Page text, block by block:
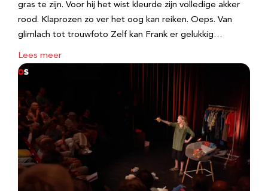
gras te zijn. Voor hij het wist kleurde zijn volledige akker
rood. Klaprozen zo ver het oog kan reiken. Oeps. Van
glimlach tot trouwfoto Zelf kan Frank er gelukkig…
Lees meer